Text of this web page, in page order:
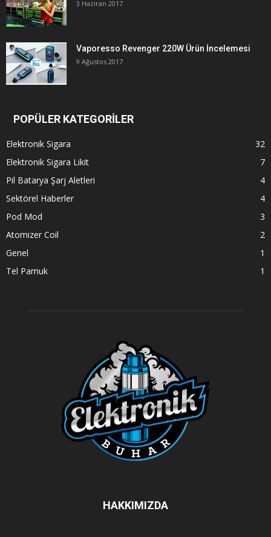
3 Haziran 2017
Vaporesso Revenger 220W Ürün İncelemesi
9 Ağustos 2017
POPÜLER KATEGORİLER
Elektronik Sigara
32
Elektronik Sigara Likit
7
Pil Batarya Şarj Aletleri
4
Sektörel Haberler
4
Pod Mod
3
Atomizer Coil
2
Genel
1
Tel Pamuk
1
HAKKIMIZDA